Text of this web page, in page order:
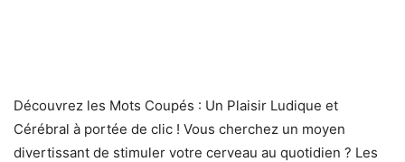
Découvrez les Mots Coupés : Un Plaisir Ludique et
Cérébral à portée de clic ! Vous cherchez un moyen
divertissant de stimuler votre cerveau au quotidien ? Les